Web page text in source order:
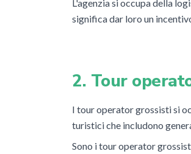
L'agenzia si occupa della
significa dar loro un
2. Tour
I tour operator grossisti si
turistici che includono
Sono i tour operator